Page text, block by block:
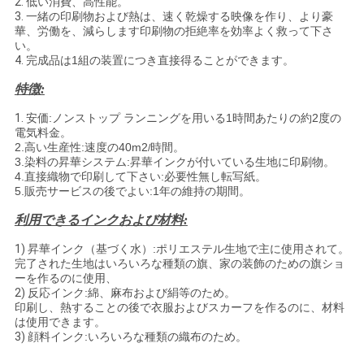
ポ
リ
シ
ー
3. 一緒の印刷物および熱は、速く乾燥する映像を作り、より豪
華、労働を、減らします印刷物の拒絶率を効率よく救って下さ
い。
4. 完成品は1組の装置につき直接得ることができます。
特徴:
1. 安価:ノンストップ ランニングを用いる1時間あたりの約2度の
電気料金。
2.高い生産性:速度の40m2/時間。
3.染料の昇華システム:昇華インクが付いている生地に印刷物。
4.直接織物で印刷して下さい:必要性無し転写紙。
5.販売サービスの後でよい:1年の維持の期間。
利用できるインクおよび材料:
1) 昇華インク（基づく水）:ポリエステル生地で主に使用されて。
完了された生地はいろいろな種類の旗、家の装飾のための旗ショ
ーを作るのに使用、
2) 反応インク:綿、麻布および絹等のため。
印刷し、熱することの後で衣服およびスカーフを作るのに、材料
は使用できます。
3) 顔料インク:いろいろな種類の織布のため。